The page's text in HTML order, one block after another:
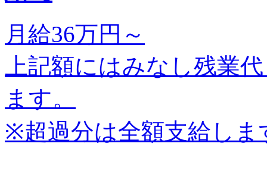
月給36万円～
上記額にはみなし残業
ます。
※超過分は全額支給しま